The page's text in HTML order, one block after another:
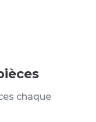
chaque